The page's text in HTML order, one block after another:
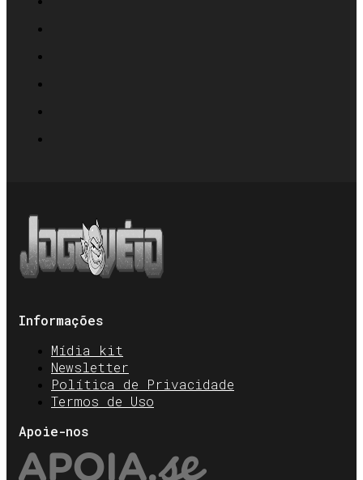
Informações
Mídia kit
Newsletter
Política de Privacidade
Termos de Uso
Apoie-nos